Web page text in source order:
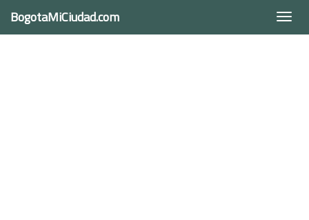
BogotaMiCiudad.com